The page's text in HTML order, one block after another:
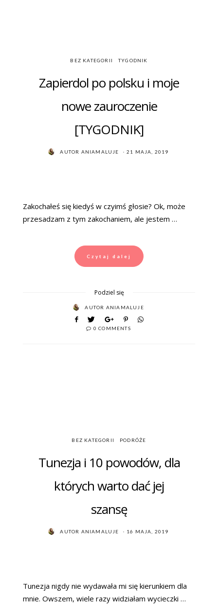
BEZ KATEGORII TYGODNIK
Zapierdol po polsku i moje
nowe zauroczenie
[TYGODNIK]
AUTOR ANIAMALUJE
POSTED
21 MAJA, 2019
Zakochałeś się kiedyś w czyimś głosie? Ok, może
przesadzam z tym zakochaniem, ale jestem …
Czytaj dalej
Podziel się
AUTOR ANIAMALUJE
0 COMMENTS
BEZ KATEGORII PODRÓŻE
Tunezja i 10 powodów, dla
których warto dać jej
szansę
AUTOR ANIAMALUJE
POSTED
16 MAJA, 2019
Tunezja nigdy nie wydawała mi się kierunkiem dla
mnie. Owszem, wiele razy widziałam wycieczki …